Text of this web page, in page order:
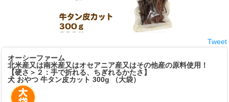
Tweet
オーシーファーム
北米産又は南米産又はオセアニア産又はその他産の原料使用！
【硬さ＞２：手で折れる、ちぎれるかたさ】
犬 おやつ 牛タン皮カット 300g （大袋）